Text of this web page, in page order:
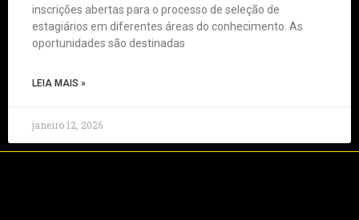
inscrições abertas para o processo de seleção de
estagiários em diferentes áreas do conhecimento. As
oportunidades são destinadas
LEIA MAIS »
janeiro 12, 2026